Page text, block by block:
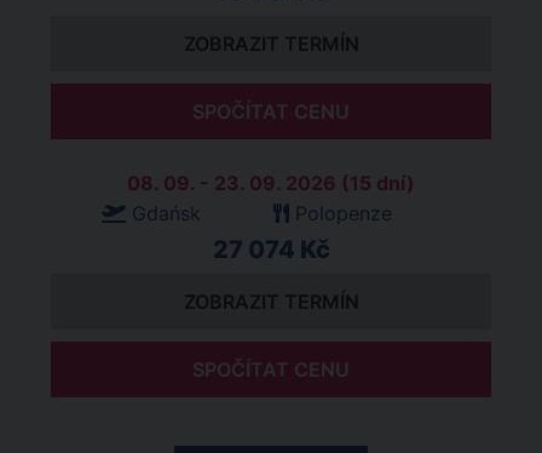
ZOBRAZIT TERMÍN
SPOČÍTAT CENU
08. 09. - 23. 09. 2026 (15 dní)
Gdańsk
Polopenze
27 074 Kč
ZOBRAZIT TERMÍN
SPOČÍTAT CENU